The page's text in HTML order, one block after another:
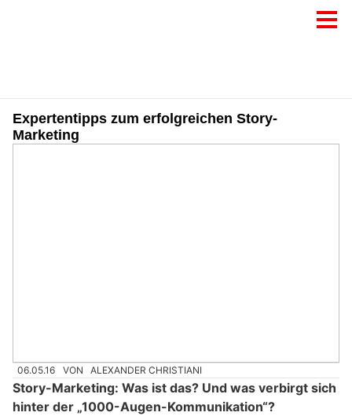
Expertentipps zum erfolgreichen Story-
Marketing
06.05.16 VON ALEXANDER CHRISTIANI
Story-Marketing: Was ist das? Und was verbirgt sich
hinter der „1000-Augen-Kommunikation“?